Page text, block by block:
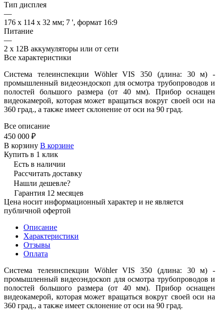
Тип дисплея
—
176 х 114 х 32 мм; 7 ', формат 16:9
Питание
—
2 х 12В аккумуляторы или от сети
Все характеристики
Система телеинспекции Wöhler VIS 350 (длина: 30 м) -
промышленный видеоэндоскоп для осмотра трубопроводов и
полостей большого размера (от 40 мм). Прибор оснащен
видеокамерой, которая может вращаться вокруг своей оси на
360 град., а также имеет склонение от оси на 90 град.
Все описание
450 000 ₽
В корзину В корзине
Купить в 1 клик
Есть в наличии
Рассчитать доставку
Нашли дешевле?
Гарантия 12 месяцев
Цена носит информационный характер и не является
публичной офертой
Описание
Характеристики
Отзывы
Оплата
Система телеинспекции Wöhler VIS 350 (длина: 30 м) -
промышленный видеоэндоскоп для осмотра трубопроводов и
полостей большого размера (от 40 мм). Прибор оснащен
видеокамерой, которая может вращаться вокруг своей оси на
360 град., а также имеет склонение от оси на 90 град.